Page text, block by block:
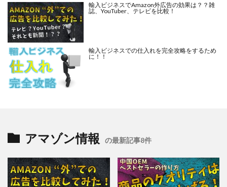
輸入ビジネスでAmazon外広告の効果は？？雑
誌、YouTuber、テレビを比較！
輸入ビジネスでの仕入れを完全攻略をするため
に！！
アマゾン情報 の最新記事8件